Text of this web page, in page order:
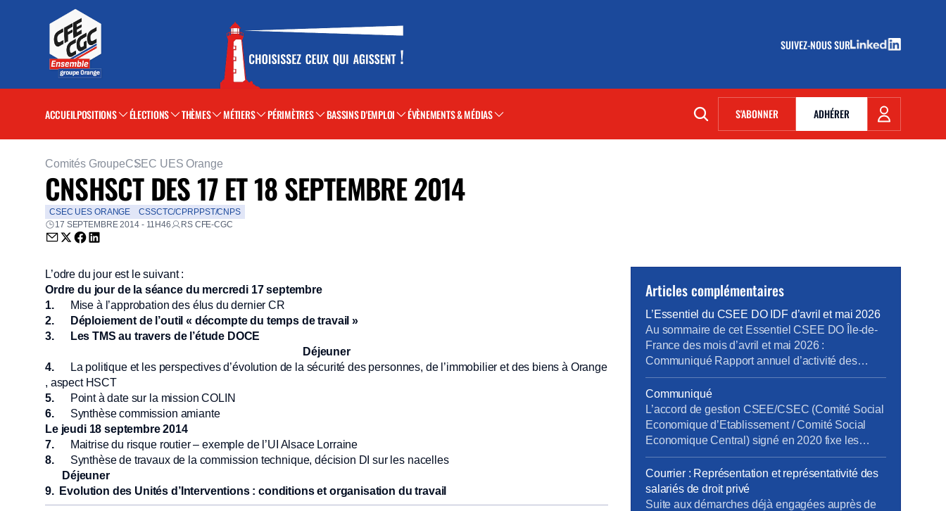
SUIVEZ-NOUS SUR
(NOUVELLE FENÊTRE)
ACCUEILPOSITIONS ÉLECTIONS THÈMES MÉTIERS PÉRIMÈTRES BASSINS D'EMPLOI ÉVÈNEMENTS & MÉDIAS S'ABONNER(NOUVELLE FENÊTRE)
ADHÉRER
Comités GroupeCSEC UES Orange
CNSHSCT DES 17 ET 18 SEPTEMBRE 2014
CSEC UES ORANGE
CSSCTC/CPRPPST/CNPS
17 SEPTEMBRE 2014 - 11H46
RS CFE-CGC
Envoyer par email (nouvelle fenêtre)
Partager sur Twitter (nouvelle fenêtre)
Partager sur Facebook (nouvelle fenêtre)
Partager sur LinkedIn (nouvelle fenêtre)
L’odre du jour est le suivant :
Ordre du jour de la séance du mercredi 17 septembre
1.
Mise à l’approbation des élus du dernier CR
2.
Déploiement de l’outil « décompte du temps de travail »
3.
Les TMS au travers de l’étude DOCE
Déjeuner
4.
La politique et les perspectives d’évolution de la sécurité des personnes, de l’immobilier et des biens à Orange
, aspect HSCT
5.
Point à date sur la mission COLIN
6. Synthèse commission amiante
Le jeudi 18 septembre 2014
7.
Maitrise du risque routier – exemple de l’UI Alsace Lorraine
8. Synthèse de travaux de la commission technique, décision DI sur les nacelles
Déjeuner
9. Evolution des Unités d’Interventions : conditions et organisation du travail
Articles complémentaires
L’Essentiel du CSEE DO IDF d’avril et mai 2026
Au sommaire de cet Essentiel CSEE DO Île-de-
France des mois d’avril et mai 2026 :
Communiqué Rapport annuel d’activité des
médecins du travail de la DO IDF pour 2025
Bilan Plan de Développement des Compétences
2025 pour la DO IDF Approbation des comptes
annuels du CSEE DO IDF pour 2025 Retour
d’expérience sur le projet […]
Communiqué
L’accord de gestion CSEE/CSEC (Comité Social
Economique d’Etablissement / Comité Social
Economique Central) signé en 2020 fixe les
prestations, les services et leur financement entre
le CSEE et le CSEC. Chaque année, les CSEE
versent au CSEC 20,25% de leur budget pour la
gestion des activités (prestations enfance,
Courrier : Représentation et représentativité des
salariés de droit privé
Suite aux démarches déjà engagées auprès de